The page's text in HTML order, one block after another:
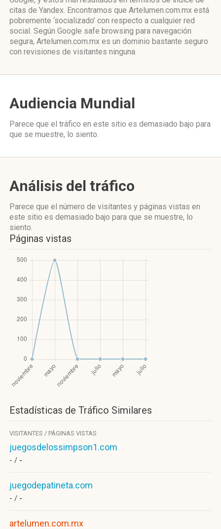
citas de Yandex. Encontramos que Artelumen.com.mx está
pobremente ‘socializado’ con respecto a cualquier red
social. Según Google safe browsing para navegación
segura, Artelumen.com.mx es un dominio bastante seguro
con revisiones de visitantes ninguna.
Audiencia Mundial
Parece que el tráfico en este sitio es demasiado bajo para
que se muestre, lo siento.
Análisis del tráfico
Parece que el número de visitantes y páginas vistas en
este sitio es demasiado bajo para que se muestre, lo
siento.
Páginas vistas
Estadísticas de Tráfico Similares
VISITANTES / PÁGINAS VISTAS
juegosdelossimpson1.com
- / -
juegodepatineta.com
- / -
artelumen.com.mx